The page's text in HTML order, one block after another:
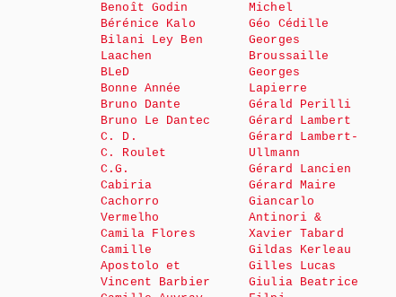
Benoît Godin
Bérénice Kalo
Bilani Ley Ben
Laachen
BLeD
Bonne Année
Bruno Dante
Bruno Le Dantec
C. D.
C. Roulet
C.G.
Cabiria
Cachorro
Vermelho
Camila Flores
Camille
Apostolo et
Vincent Barbier
Michel
Géo Cédille
Georges
Broussaille
Georges
Lapierre
Gérald Perilli
Gérard Lambert
Gérard Lambert-
Ullmann
Gérard Lancien
Gérard Maire
Giancarlo
Antinori &
Xavier Tabard
Gildas Kerleau
Gilles Lucas
Giulia Beatrice